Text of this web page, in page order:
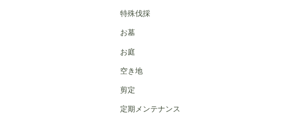
特殊伐採
お墓
お庭
空き地
剪定
定期メンテナンス